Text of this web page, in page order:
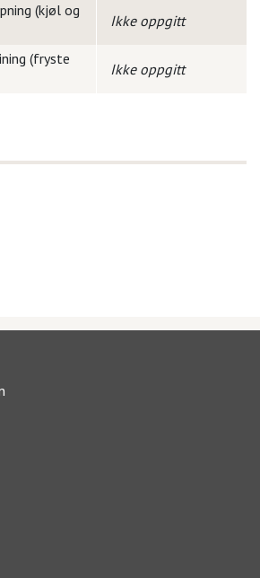
(kjøl og
Ikke oppgitt
(fryste
Ikke oppgitt